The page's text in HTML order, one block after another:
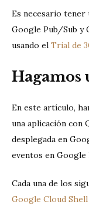
Es necesario tener
Google Pub/Sub y
usando el Trial de
Hagamos
En este artículo,
una aplicación con
desplegada en
eventos en Google
Cada una de los
Google Cloud Shell